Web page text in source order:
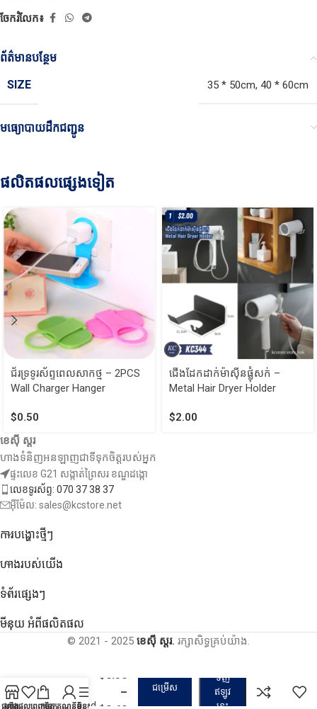
ចែករំលែក៖
ព័ត៌មានបន្ថែម
SIZE
35 * 50cm, 40 * 60cm
មធ្យោបាយដឹកជញ្ជូន
ផលិតផលផ្សេងទៀត
ជ័រទ្រទូរស័ព្ទពេលសាកថ្ម – 2PCS
Wall Charger Hanger
$0.50
ជើងដែកដាក់ម៉ាស៊ីនផ្លុំសក់ –
Metal Hair Dryer Holder
$2.00
ខេស៊ី ស្តរ
ហាងទំនិញអនឡាញជាទីទុកចិត្តរបស់អ្នក
ផ្ទះលេខ G21 សង្កាត់ព្រៃសរ ខណ្ឌដង្កោ
លេខទូរស័ព្ទ: 070 37 38 37
អ៊ីម៉ែល: sales@kcstore.net
ការបង្ហោះថ្មីៗ
ហាងរបស់យើង
ទំព័រផ្សេងៗ
មីនុយ អំពីផលិតផល
© 2021 - 2025 ខេស៊ី ស្តរ. រក្សាសិទ្ធគ្រប់យ៉ាង.
ហាង
ផលិតផលពេញចិត្ត
កន្ត្រកគណនីខ្ញុំមីនុយ
បំពាក់ –
Ironing Pad
–
ជម្រើស
ទិញ
ឥឡូវ
នេះ